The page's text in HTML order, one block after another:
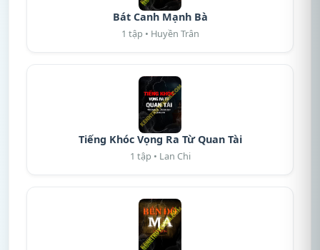
Bát Canh Mạnh Bà
1 tập • Huyền Trân
Tiếng Khóc Vọng Ra Từ Quan Tài
1 tập • Lan Chi